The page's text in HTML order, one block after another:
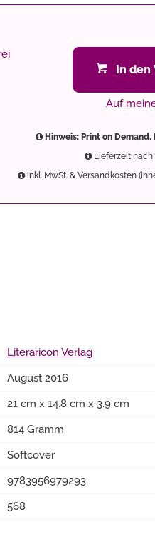
In den
Auf
Hinweis: Print on Demand.
Lieferzeit nach
inkl. MwSt. & Versandkosten
Literaricon Verlag
August 2016
21 cm x 14.8 cm x 3.9 cm
814 Gramm
Softcover
9783956979293
568